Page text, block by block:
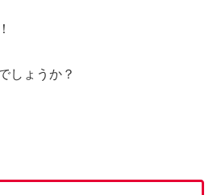
しょうか？